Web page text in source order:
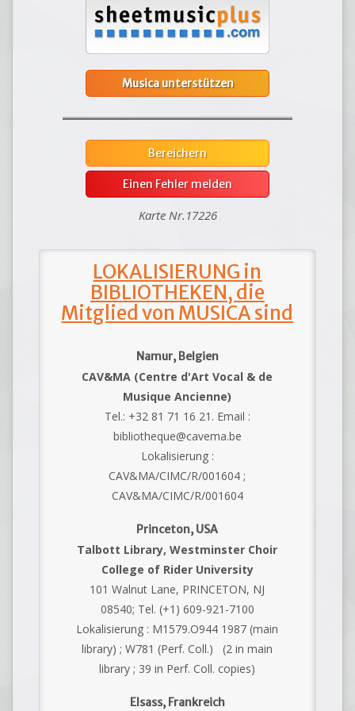
Musica unterstützen
Bereichern
Einen Fehler melden
Karte Nr.17226
LOKALISIERUNG in
BIBLIOTHEKEN, die
Mitglied von MUSICA sind
Namur, Belgien
CAV&MA (Centre d'Art Vocal & de
Musique Ancienne)
Tel.: +32 81 71 16 21. Email :
bibliotheque@cavema.be
Lokalisierung :
CAV&MA/CIMC/R/001604 ;
CAV&MA/CIMC/R/001604
Princeton, USA
Talbott Library, Westminster Choir
College of Rider University
101 Walnut Lane, PRINCETON, NJ
08540; Tel. (+1) 609-921-7100
Lokalisierung : M1579.O944 1987 (main
library) ; W781 (Perf. Coll.) (2 in main
library ; 39 in Perf. Coll. copies)
Elsass, Frankreich